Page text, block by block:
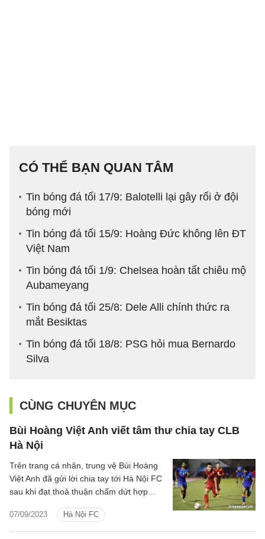
CÓ THỂ BẠN QUAN TÂM
Tin bóng đá tối 17/9: Balotelli lại gây rối ở đội
bóng mới
Tin bóng đá tối 15/9: Hoàng Đức không lên ĐT
Việt Nam
Tin bóng đá tối 1/9: Chelsea hoàn tất chiêu mộ
Aubameyang
Tin bóng đá tối 25/8: Dele Alli chính thức ra
mắt Besiktas
Tin bóng đá tối 18/8: PSG hỏi mua Bernardo
Silva
CÙNG CHUYÊN MỤC
Bùi Hoàng Việt Anh viết tâm thư chia tay CLB
Hà Nội
07/09/2023 Hà Nội FC
Trên trang cá nhân, trung vệ Bùi Hoàng
Việt Anh đã gửi lời chia tay tới Hà Nội FC
sau khi đạt thoả thuận chấm dứt hợp